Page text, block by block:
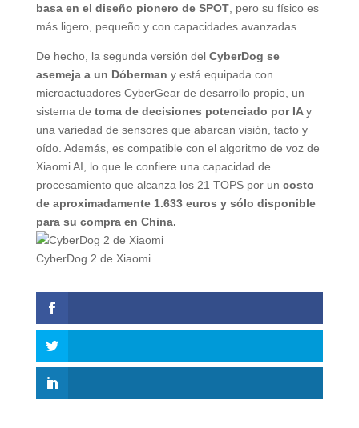
basa en el diseño pionero de SPOT, pero su físico es
más ligero, pequeño y con capacidades avanzadas.
De hecho, la segunda versión del CyberDog se
asemeja a un Dóberman y está equipada con
microactuadores CyberGear de desarrollo propio, un
sistema de toma de decisiones potenciado por IAy
una variedad de sensores que abarcan visión, tacto y
oído. Además, es compatible con el algoritmo de voz de
Xiaomi AI, lo que le confiere una capacidad de
procesamiento que alcanza los 21 TOPS por un costo
de aproximadamente 1.633 euros y sólo disponible
para su compra en China.
CyberDog 2 de Xiaomi